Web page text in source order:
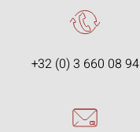
+32 (0) 3 660 08 94